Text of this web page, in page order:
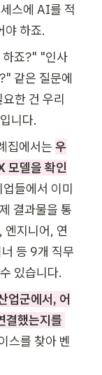
스에 AI를 적
야 하죠.
하죠?" "인사
같은 질문에
한 건 우리
입니다.
집에서는 우
모델을 확인
들에서 이미
결과물을 통
지니어, 연
등 9개 직무
있습니다.
업군에서, 어
결했는지를
스를 찾아 벤